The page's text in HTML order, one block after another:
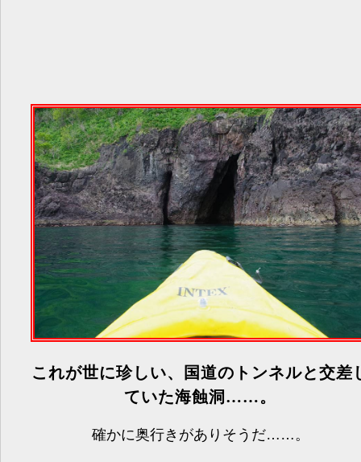
これが世に珍しい、国道のトンネルと交差
ていた海蝕洞……。
確かに奥行きがありそうだ……。